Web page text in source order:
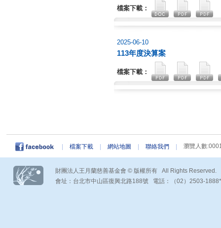
檔案下載：
2025-06-10
113年度決算案
檔案下載：
檔案下載 網站地圖 聯絡我們 瀏覽人數
財團法人王月蘭慈善基金會 © 版權所有 All Rights Reserved.
會址：台北市中山區復興北路188號 電話：（02）2503-